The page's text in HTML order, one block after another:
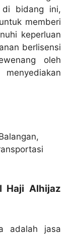
di bidang ini,
memberi
keperluan
berlisensi
oleh
Haji Alhijaz
adalah jasa